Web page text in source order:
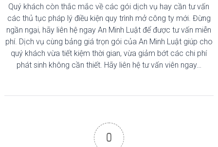
Quý khách còn thắc mắc về các gói dịch vụ hay cần tư vấn
các thủ tục pháp lý điều kiện quy trình mở công ty mới. Đừng
ngần ngại, hãy liên hệ ngay An Minh Luật để được tư vấn miễn
phí. Dịch vụ cùng bảng giá trọn gói của An Minh Luật giúp cho
quý khách vừa tiết kiệm thời gian, vừa giảm bớt các chi phí
phát sinh không cần thiết. Hãy liên hệ tư vấn viên ngay…
0